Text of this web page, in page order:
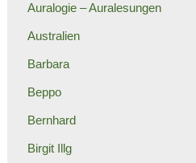
Auralogie – Auralesungen
Australien
Barbara
Beppo
Bernhard
Birgit Illg